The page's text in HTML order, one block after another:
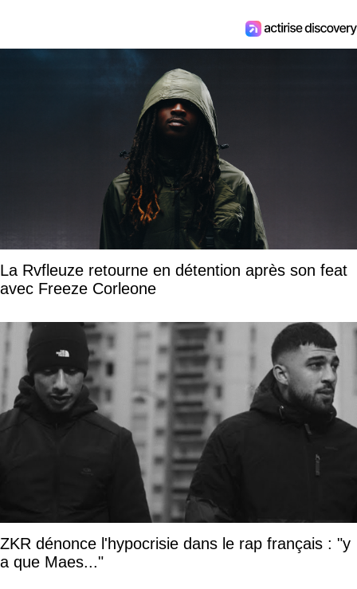
La Rvfleuze retourne en détention après son feat
avec Freeze Corleone
ZKR dénonce l'hypocrisie dans le rap français : "y
a que Maes..."